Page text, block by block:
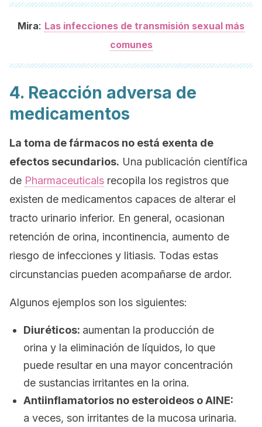
Mira: Las infecciones de transmisión sexual más
comunes
4. Reacción adversa de
medicamentos
La toma de fármacos no está exenta de
efectos secundarios. Una publicación científica
de Pharmaceuticals recopila los registros que
existen de medicamentos capaces de alterar el
tracto urinario inferior. En general, ocasionan
retención de orina, incontinencia, aumento de
riesgo de infecciones y litiasis. Todas estas
circunstancias pueden acompañarse de ardor.
Algunos ejemplos son los siguientes:
Diuréticos: aumentan la producción de
orina y la eliminación de líquidos, lo que
puede resultar en una mayor concentración
de sustancias irritantes en la orina.
Antiinflamatorios no esteroideos o AINE:
a veces, son irritantes de la mucosa urinaria.